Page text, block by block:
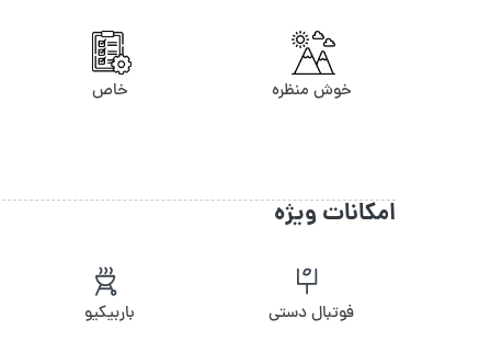
خوش منظره خاص
امکانات ویژه
فوتبال دستی باربیکیو